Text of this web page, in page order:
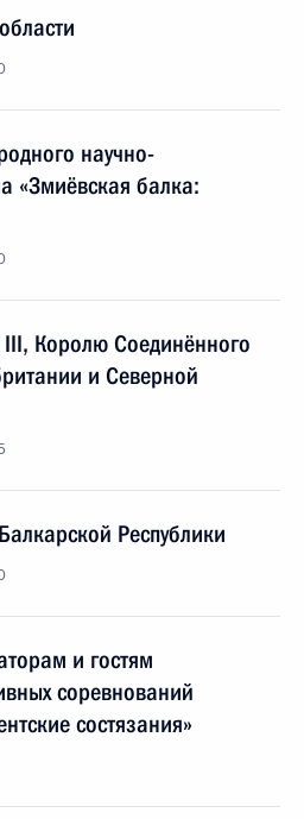
научно-
«Змиёвская балка:
III, Королю Соединённого
и Северной
Республики
и гостям
соревнований
состязания»